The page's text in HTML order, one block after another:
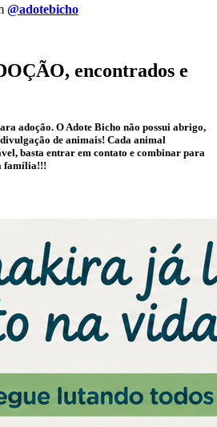
@adotebicho
encontrados e
adoção. O Adote Bicho não possui abrigo,
de animais! Cada animal
basta entrar em contato e combinar para
família!!!